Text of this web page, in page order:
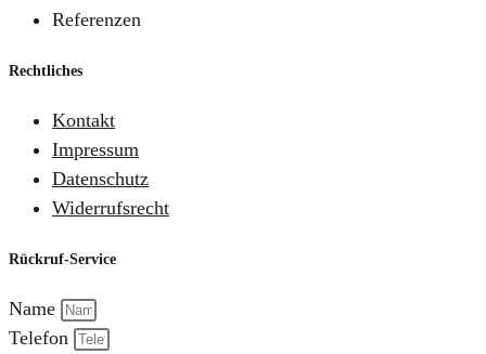
Referenzen
Rechtliches
Kontakt
Impressum
Datenschutz
Widerrufsrecht
Rückruf-Service
Name
Telefon